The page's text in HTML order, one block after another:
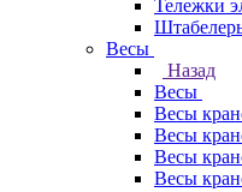
Тележки
Весы
Назад
Весы
Весы
Весы
Весы
Весы